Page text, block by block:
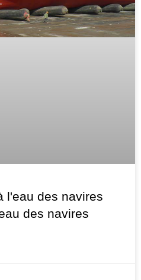
l'eau des navires
des navires